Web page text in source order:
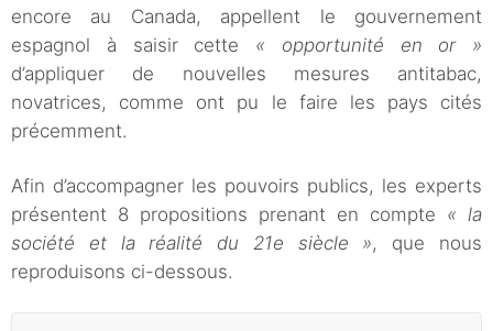
encore au Canada, appellent le gouvernement
espagnol à saisir cette « opportunité en or »
d’appliquer de nouvelles mesures antitabac,
novatrices, comme ont pu le faire les pays cités
précemment.
Afin d’accompagner les pouvoirs publics, les experts
présentent 8 propositions prenant en compte « la
société et la réalité du 21e siècle », que nous
reproduisons ci-dessous.